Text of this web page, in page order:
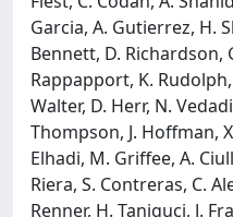
Garcia, A. Gutierrez, H.
Bennett, D. Richardson,
Rappapport, K.
Walter, D. Herr, N.
Thompson, J. Hoffman,
Elhadi, M. Griffee, A.
Riera, S. Contreras, C.
Renner, H. Taniguci, J.